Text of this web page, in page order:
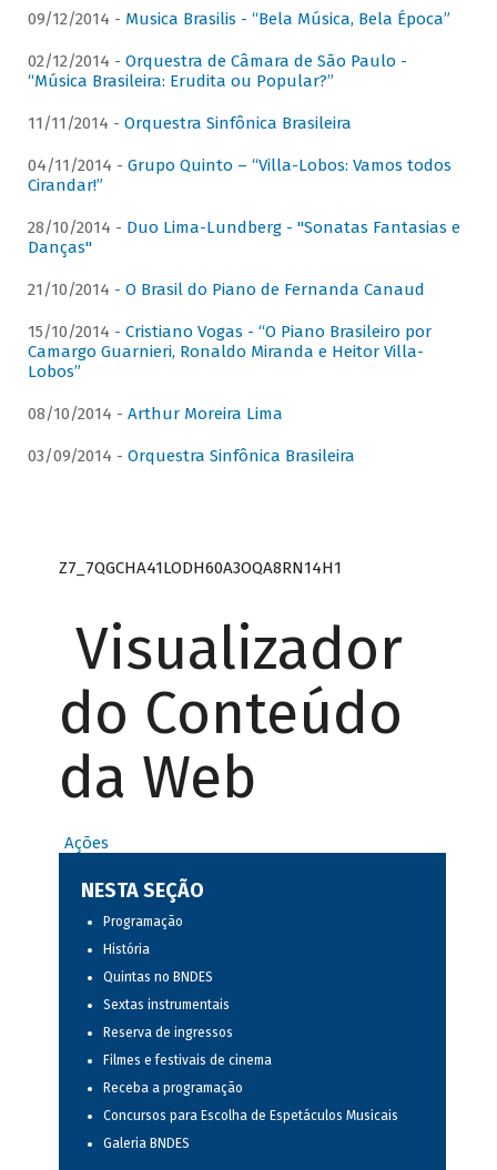
09/12/2014 - Musica Brasilis - “Bela Música, Bela Época”
02/12/2014 - Orquestra de Câmara de São Paulo -
“Música Brasileira: Erudita ou Popular?”
11/11/2014 - Orquestra Sinfônica Brasileira
04/11/2014 - Grupo Quinto – “Villa-Lobos: Vamos todos
Cirandar!”
28/10/2014 - Duo Lima-Lundberg - "Sonatas Fantasias e
Danças"
21/10/2014 - O Brasil do Piano de Fernanda Canaud
15/10/2014 - Cristiano Vogas - “O Piano Brasileiro por
Camargo Guarnieri, Ronaldo Miranda e Heitor Villa-
Lobos”
08/10/2014 - Arthur Moreira Lima
03/09/2014 - Orquestra Sinfônica Brasileira
Z7_7QGCHA41LODH60A3OQA8RN14H1
Visualizador
do Conteúdo
da Web
Ações
NESTA SEÇÃO
Programação
História
Quintas no BNDES
Sextas instrumentais
Reserva de ingressos
Filmes e festivais de cinema
Receba a programação
Concursos para Escolha de Espetáculos Musicais
Galeria BNDES